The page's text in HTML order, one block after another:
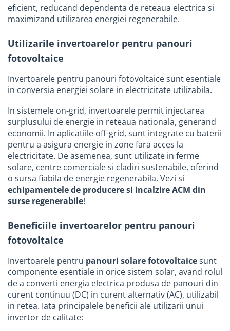
Tevi si accesorii pentru puturi
Obiecte sanitare
Baterii baie
Baterii bucatarie
Clapete de actionare
Rezervoare WC clasice
Vase WC
Lavoare
Chiuvete bucatarie
Rigole de dus
Sisteme de dus
Accesorii baie
Accesorii bucatarie
Accesorii lavoare
Accesorii rezervoare si vase WC
Accesorii cazi si cabine de dus
Articole sanitare
eficient, reducand dependenta de reteaua electrica si
maximizand utilizarea energiei regenerabile.
Utilizarile invertoarelor pentru panouri
fotovoltaice
Invertoarele pentru panouri fotovoltaice sunt esentiale
in conversia energiei solare in electricitate utilizabila.
In sistemele on-grid, invertoarele permit injectarea
surplusului de energie in reteaua nationala, generand
economii. In aplicatiile off-grid, sunt integrate cu baterii
pentru a asigura energie in zone fara acces la
electricitate. De asemenea, sunt utilizate in ferme
solare, centre comerciale si cladiri sustenabile, oferind
o sursa fiabila de energie regenerabila. Vezi si
echipamentele de producere si incalzire ACM din
surse regenerabile!
Beneficiile invertoarelor pentru panouri
fotovoltaice
Invertoarele pentru panouri solare fotovoltaicesunt
componente esentiale in orice sistem solar, avand rolul
de a converti energia electrica produsa de panouri din
curent continuu (DC) in curent alternativ (AC), utilizabil
in retea. Iata principalele beneficii ale utilizarii unui
invertor de calitate: